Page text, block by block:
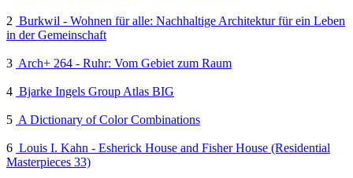
2 Burkwil - Wohnen für alle: Nachhaltige Architektur für ein Leben
in der Gemeinschaft
3 Arch+ 264 - Ruhr: Vom Gebiet zum Raum
4 Bjarke Ingels Group Atlas BIG
5 A Dictionary of Color Combinations
6 Louis I. Kahn - Esherick House and Fisher House (Residential
Masterpieces 33)